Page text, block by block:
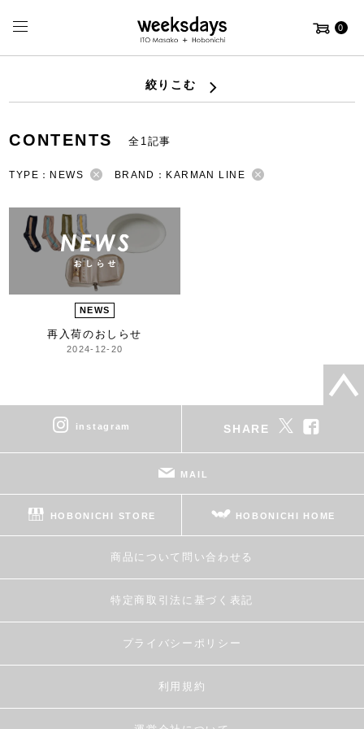
0
絞りこむ
CONTENTS 全1記事
TYPE：NEWS BRAND：KARMAN LINE
NEWS
再入荷のおしらせ
2024-12-20
instagram SHARE
MAIL
HOBONICHI STORE HOBONICHI HOME
商品について問い合わせる
特定商取引法に基づく表記
プライバシーポリシー
利用規約